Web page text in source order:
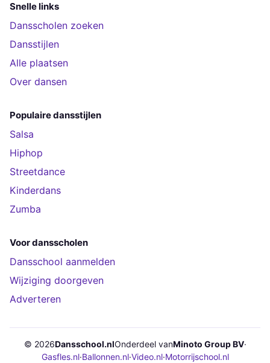
Snelle links
Dansscholen zoeken
Dansstijlen
Alle plaatsen
Over dansen
Populaire dansstijlen
Salsa
Hiphop
Streetdance
Kinderdans
Zumba
Voor dansscholen
Dansschool aanmelden
Wijziging doorgeven
Adverteren
© 2026Dansschool.nlOnderdeel vanMinoto Group BV·
Gasfles.nl·Ballonnen.nl·Video.nl·Motorrijschool.nl